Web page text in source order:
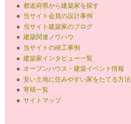
都道府県から建築家を探す
当サイト会員の設計事例
当サイト建築家のブログ
建築関連ノウハウ
当サイトの竣工事例
建築家インタビュー一覧
オープンハウス・建築イベント情報
安い土地に住みやすい家をたてる方法
寄稿一覧
サイトマップ